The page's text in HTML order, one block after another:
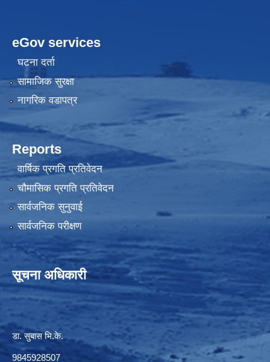
eGov services
घटना दर्ता
सामाजिक सुरक्षा
नागरिक वडापत्र
Reports
वार्षिक प्रगति प्रतिवेदन
चौमासिक प्रगति प्रतिवेदन
सार्वजनिक सुनुवाई
सार्वजनिक परीक्षण
सूचना अधिकारी
डा. सुबास भि.के.
9845928507